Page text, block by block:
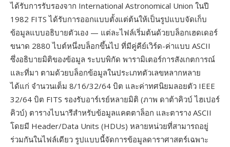
ได้รับการรับรองจาก International Astronomical Union ในปี
1982 FITS ได้รับการออกแบบตั้งแต่ต้นให้เป็นรูปแบบจัดเก็บ
ข้อมูลแบบอธิบายตัวเอง — แต่ละไฟล์เริ่มต้นด้วยบล็อกเฮดเดอร์
ขนาด 2880 ไบต์หนึ่งบล็อกขึ้นไป ที่มีคู่คีย์เวิร์ด-ค่าแบบ ASCII
ซึ่งอธิบายมิติของข้อมูล ระบบพิกัด พารามิเตอร์การสังเกตการณ์
และที่มา ตามด้วยบล็อกข้อมูลในประเภทตัวเลขหลากหลาย
ได้แก่ จำนวนเต็ม 8/16/32/64 บิต และค่าทศนิยมลอยตัว IEEE
32/64 บิต FITS รองรับอาร์เรย์หลายมิติ (ภาพ ดาต้าคิวบ์ ไฮเปอร์
คิวบ์) ตารางไบนารีสำหรับข้อมูลแคตตาล็อก และตาราง ASCII
โดยมี Header/Data Units (HDUs) หลายหน่วยที่สามารถอยู่
ร่วมกันในไฟล์เดียว รูปแบบนี้จัดการข้อมูลดาราศาสตร์เฉพาะ